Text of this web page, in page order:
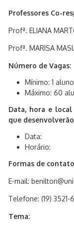
Professores Co-
Profª. ELIANA
Profª. MARISA
Número de Vagas:
Mínimo: 1
Máximo: 60
Data, hora e
que
Data:
Horário:
Formas de
E-mail:
Telefone: (19) 3521-
Tema: